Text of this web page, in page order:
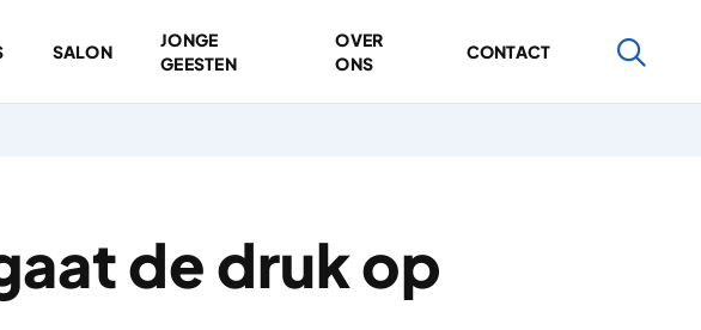
SALON
JONGE
GEESTEN
OVER
ONS
CONTACT
de druk op